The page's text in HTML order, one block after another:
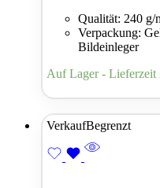
Qualität: 240 g/
Verpackung:
Bildeinleger
Auf Lager - Lieferzeit
VerkaufBegrenzt